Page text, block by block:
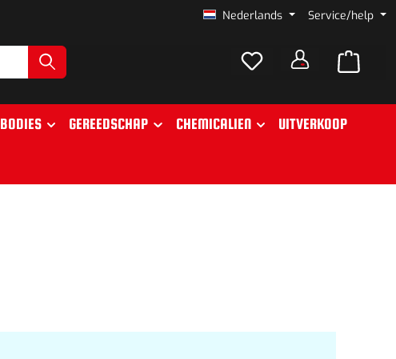
Nederlands Service/help
BODIES GEREEDSCHAP CHEMICALIEN UITVERKOOP